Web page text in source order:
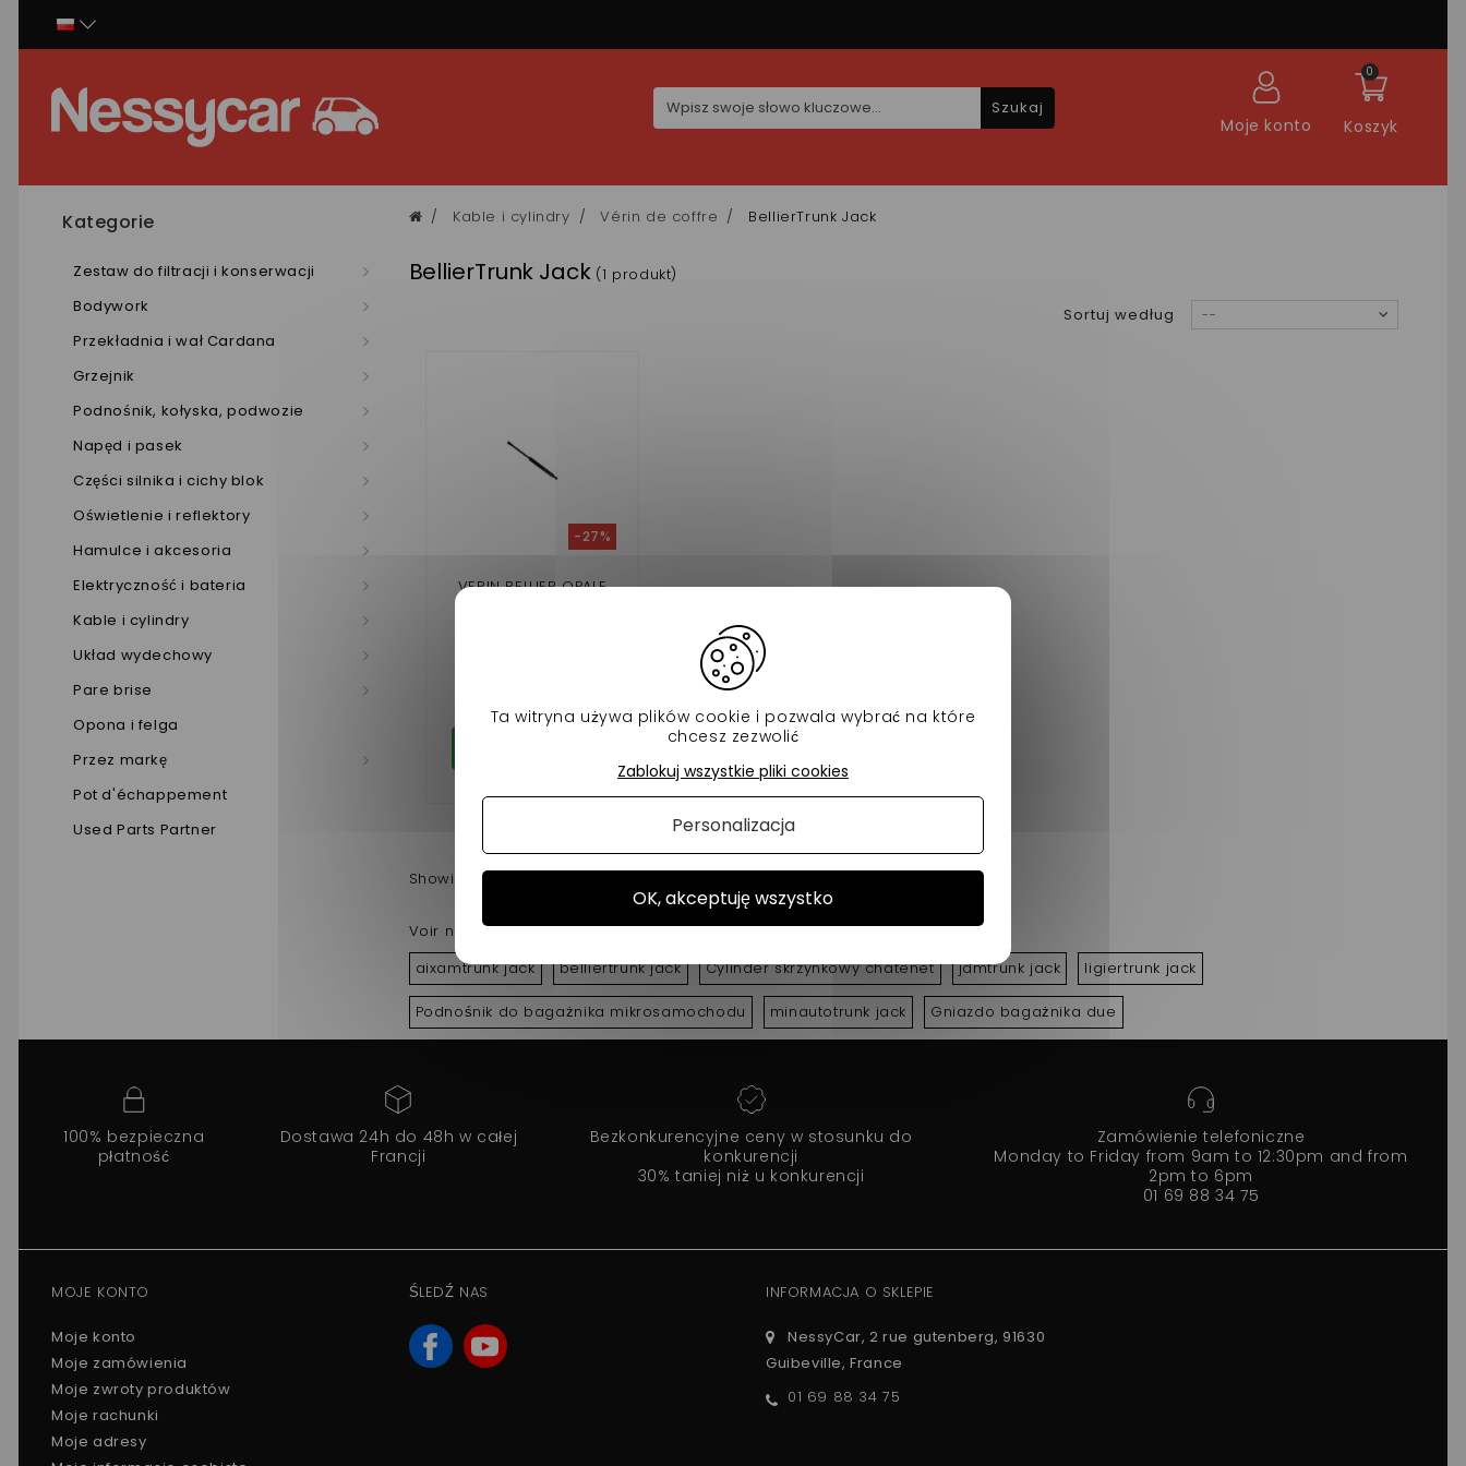
Koszyk
0
Moje konto
Szukaj
Kategorie
Zestaw do filtracji i konserwacji
Bodywork
Przekładnia i wał Cardana
Grzejnik
Podnośnik, kołyska, podwozie
Napęd i pasek
Części silnika i cichy blok
Oświetlenie i reflektory
Hamulce i akcesoria
Elektryczność i bateria
Kable i cylindry
Układ wydechowy
Pare brise
Opona i felga
Przez markę
Pot d'échappement
Used Parts Partner
Kable i cylindry Vérin de coffre BellierTrunk Jack
BellierTrunk Jack (1 produkt)
Sortuj według
--
VERIN BELLIER OPALE
-27%
Showing 1 - 1 of 1 item
Voir nos autres catégories :
aixamtrunk jack
belliertrunk jack Cylinder skrzynkowy châtenet jdmtrunk jack ligiertrunk jack
Podnośnik do bagażnika mikrosamochodu minautotrunk jack Gniazdo bagażnika due
100% bezpieczna
płatność
Dostawa 24h do 48h w całej
Francji
Bezkonkurencyjne ceny w stosunku do
konkurencji
30% taniej niż u konkurencji
Zamówienie telefoniczne
Monday to Friday from 9am to 12:30pm and from
2pm to 6pm
01 69 88 34 75
MOJE KONTO
Moje konto
Moje zamówienia
Moje zwroty produktów
Moje rachunki
Moje adresy
ŚLEDŹ NAS INFORMACJA O SKLEPIE
NessyCar, 2 rue gutenberg, 91630
Guibeville, France
01 69 88 34 75
Ta witryna używa plików cookie i pozwala wybrać na które
chcesz zezwolić
OK, akceptuję wszystko
Zablokuj wszystkie pliki cookies
Personalizacja